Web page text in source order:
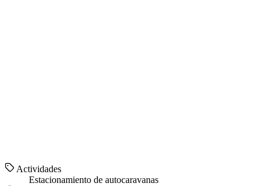
Actividades
Estacionamiento de autocaravanas